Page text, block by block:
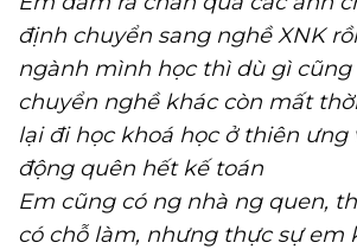
định chuyển sang nghề XNK
ngành mình học thì dù gì cũng
chuyển nghề khác còn mất
lại đi học khoá học ở thiên ưng
động quên hết kế toán
Em cũng có ng nhà ng quen,
có chỗ làm, nhưng thực sự em